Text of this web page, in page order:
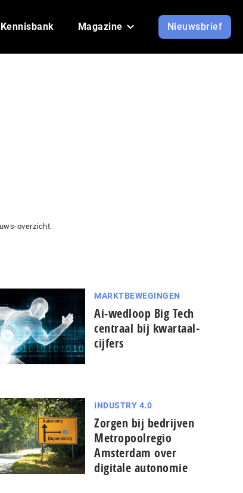
Kennisbank Magazine Nieuwsbrief
overzicht.
MARKTBEWEGINGEN
Ai-wedloop Big Tech
centraal bij kwar­taal­
cij­fers
INDUSTRY 4.0
Zorgen bij bedrijven
Metropoolregio
Amsterdam over
digitale autonomie